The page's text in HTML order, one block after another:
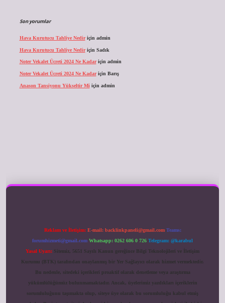
Son yorumlar
Hava Kurutucu Tahliye Nediriçin admin
Hava Kurutucu Tahliye Nediriçin Sadık
Noter Vekalet Ücreti 2024 Ne Kadariçin admin
Noter Vekalet Ücreti 2024 Ne Kadariçin Barış
Anason Tansiyonu Yükseltir Mi için admin
Reklam ve İletişim: E-mail: backlinkpaneli@gmail.com Teams:
forumhizmeti@gmail.com Whatsapp: 0262 606 0 726 Telegram: @karabul
Yasal Uyarı: Sitemiz, 5651 Sayılı Kanun gereğince Bilgi Teknolojileri ve İletişim
Kurumu (BTK) tarafından onaylanmış bir Yer Sağlayıcı olarak hizmet vermektedir.
Bu nedenle, sitedeki içerikleri proaktif olarak denetleme veya araştırma
yükümlülüğümüz bulunmamaktadır. Ancak, üyelerimiz yazdıkları içeriklerin
sorumluluğunu taşımakta olup, siteye üye olarak bu sorumluluğu kabul etmiş